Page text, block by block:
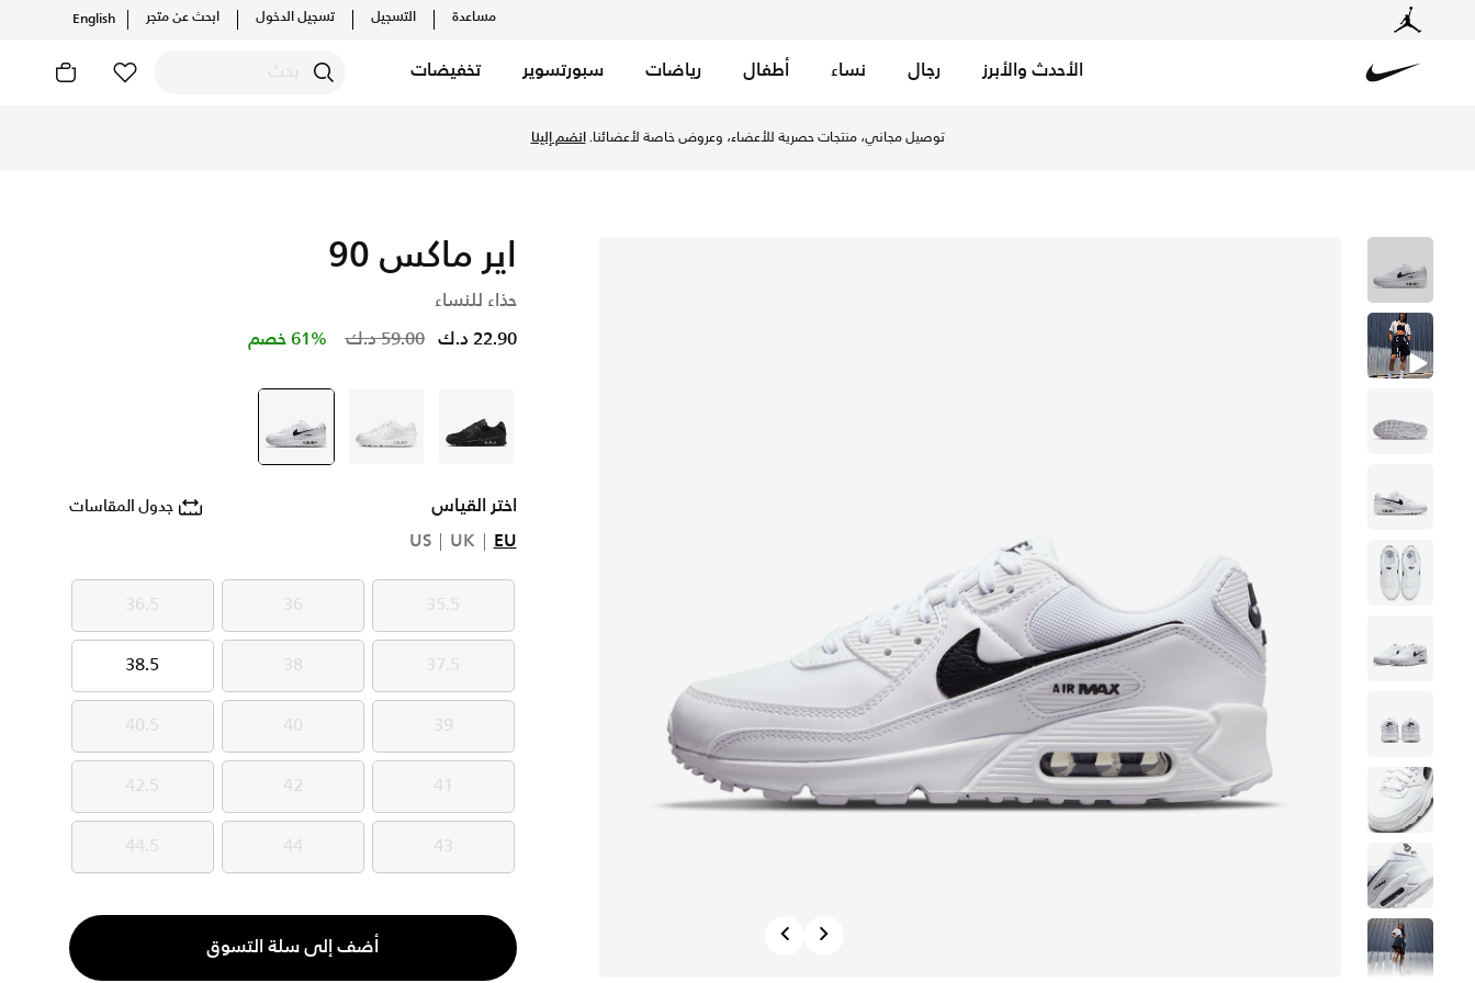
مساعدة التسجيل تسجيل الدخول ابحث عن متجر English
الأحدث والأبرز رجال نساء أطفال رياضات سبورتسوير تخفيضات
معًا عبر الرياضة
توصيل مجاني إلى جميع أنحاء الكويت. لأن الحركة تجمعنا.تسوق الآن
Next
اير ماكس 90
حذاء للنساء
Price reduced from
59.00 د.ك to 22.90 د.ك 61% خصم
أسود أبيض selected
أبيض
اختر القياس جدول المقاسات
EU
UK
US
35.5
35.5
36
36
36.5
36.5
37.5
37.5
38
38
38.5
38.5
39
39
40
40
40.5
40.5
41
41
42
42
42.5
42.5
43
43
44
44
44.5
44.5
الكمية
1
أضف إلى سلة التسوق